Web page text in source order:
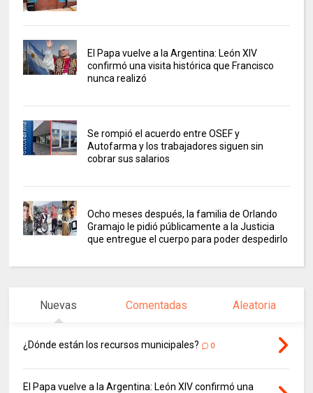
El Papa vuelve a la Argentina: León XIV
confirmó una visita histórica que Francisco
nunca realizó
Se rompió el acuerdo entre OSEF y
Autofarma y los trabajadores siguen sin
cobrar sus salarios
Ocho meses después, la familia de Orlando
Gramajo le pidió públicamente a la Justicia
que entregue el cuerpo para poder despedirlo
Nuevas Comentadas Aleatoria
¿Dónde están los recursos municipales? 0
El Papa vuelve a la Argentina: León XIV confirmó una